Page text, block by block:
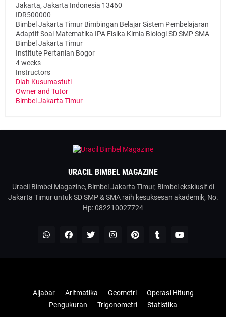
Jakarta, Jakarta Indonesia 13460
IDR500000
Bimbel Jakarta Timur Bimbingan Belajar Sistem Pembelajaran
Adaptif Soal Matematika IPA Fisika Kimia Biologi SD SMP SMA
Bimbel Jakarta Timur
Institute Pertanian Bogor
4 weeks
Instructors
Diah Kusumastuti
Owner and Tutor
Bimbel Jakarta Timur
URACIL BIMBEL MAGAZINE
Uracil Bimbel Magazine, Bimbel Jakarta Timur, Bimbel eksklusif di
Jakarta Timur untuk SD SMP & SMA raih kesuksesan akademik, No.
Hp: 082210027724
Aljabar Aritmatika Geometri
Operasi Hitung
Pengukuran
Trigonometri Statistika